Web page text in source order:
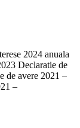
2024 anuala
Declaratie de
de avere 2021 –
–